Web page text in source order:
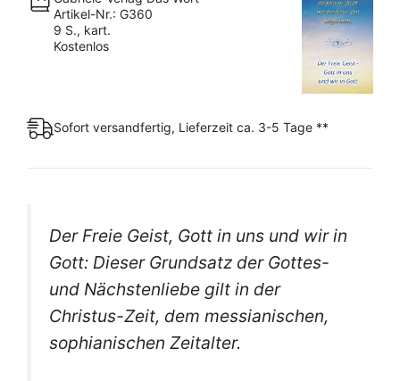
Menge
Artikel-Nr.: G360
9 S., kart.
Kostenlos
Sofort versandfertig, Lieferzeit ca. 3-5 Tage **
Der Freie Geist, Gott in uns und wir in
Gott: Dieser Grundsatz der Gottes-
und Nächstenliebe gilt in der
Christus-Zeit, dem messianischen,
sophianischen Zeitalter.